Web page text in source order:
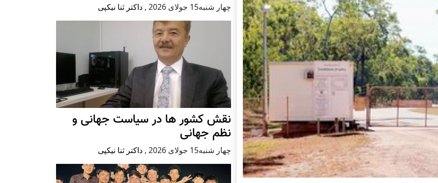
چهار شنبه15 جولای 2026 , داکتر ثنا نیکپی
نقش کشور ها در سیاست جهانی و
نظم جهانی
چهار شنبه15 جولای 2026 , داکتر ثنا نیکپی